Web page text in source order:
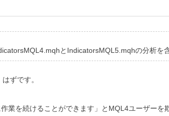
とIndicatorsMQL5.mqhの分析を
ずです。
業を続けることができます」とMQL4ユーザー